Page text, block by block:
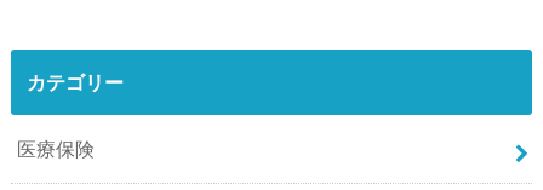
カテゴリー
医療保険